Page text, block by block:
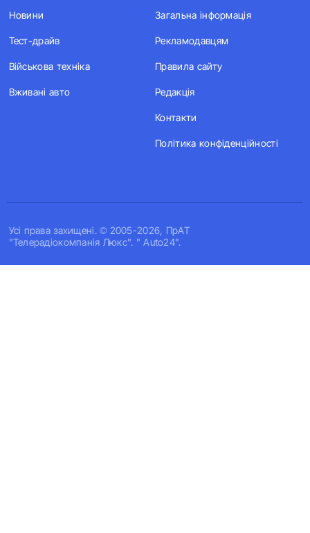
Усi права захищенi. © 2005-2026, ПрАТ
"Телерадіокомпанія Люкс". " Auto24".
Новини
Тест-драйв
Військова техніка
Вживані авто
Загальна інформація
Рекламодавцям
Правила сайту
Редакція
Контакти
Політика конфіденційності